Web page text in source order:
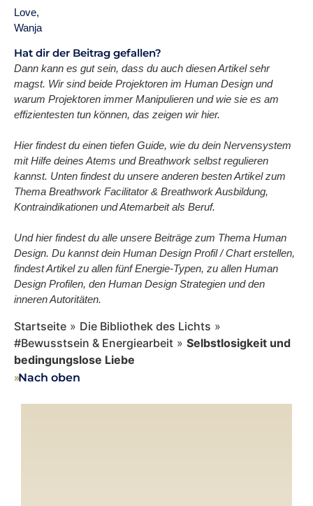
Love,
Wanja
Hat dir der Beitrag gefallen?
Dann kann es gut sein, dass du auch diesen Artikel sehr
magst. Wir sind beide Projektoren im Human Design und
warum Projektoren immer Manipulieren und wie sie es am
effizientesten tun können, das zeigen wir hier.
Hier findest du einen tiefen Guide, wie du dein Nervensystem
mit Hilfe deines Atems und Breathwork selbst regulieren
kannst. Unten findest du unsere anderen besten Artikel zum
Thema Breathwork Facilitator & Breathwork Ausbildung,
Kontraindikationen und Atemarbeit als Beruf.
Und hier findest du alle unsere Beiträge zum Thema Human
Design. Du kannst dein Human Design Profil / Chart erstellen,
findest Artikel zu allen fünf Energie-Typen, zu allen Human
Design Profilen, den Human Design Strategien und den
inneren Autoritäten.
Startseite » Die Bibliothek des Lichts »
#Bewusstsein & Energiearbeit » Selbstlosigkeit und
bedingungslose Liebe
››Nach oben